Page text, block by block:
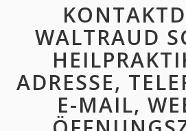
WALTRAUD
ADRESSE,
E-MAIL,